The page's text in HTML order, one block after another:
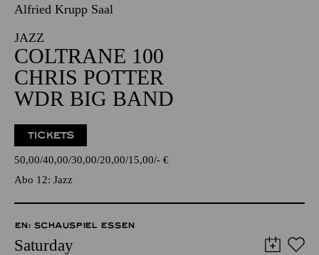
Alfried Krupp Saal
JAZZ
COLTRANE 100
CHRIS POTTER
WDR BIG BAND
TICKETS
50,00 40,00 30,00 20,00 15,00 - €
Abo 12: Jazz
EN: SCHAUSPIEL ESSEN
Saturday